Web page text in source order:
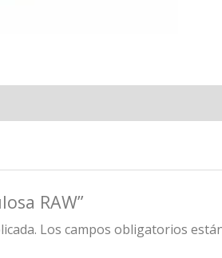
RAW”
Los campos obligatorios